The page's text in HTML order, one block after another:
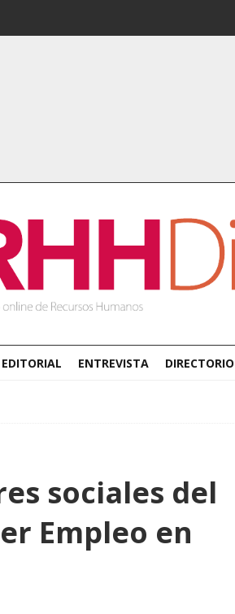
EDITORIAL ENTREVISTA DIRECTORIO
sociales del
Empleo en